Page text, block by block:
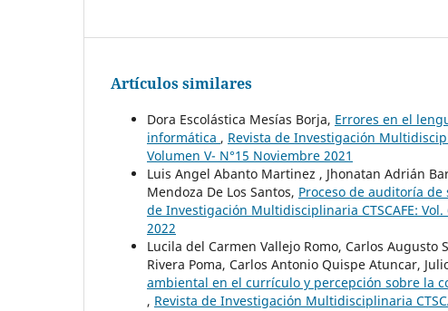
Artículos similares
Dora Escolástica Mesías Borja, Errores en el
informática , Revista de Investigación
Volumen V- N°15 Noviembre 2021
Luis Angel Abanto Martinez , Jhonatan Adrián
Mendoza De Los Santos, Proceso de auditoría
de Investigación Multidisciplinaria CTSCAFE: Vol.
2022
Lucila del Carmen Vallejo Romo, Carlos Augusto
Rivera Poma, Carlos Antonio Quispe Atuncar,
ambiental en el currículo y percepción sobre la
, Revista de Investigación Multidisciplinaria